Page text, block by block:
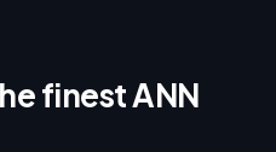
finest ANN